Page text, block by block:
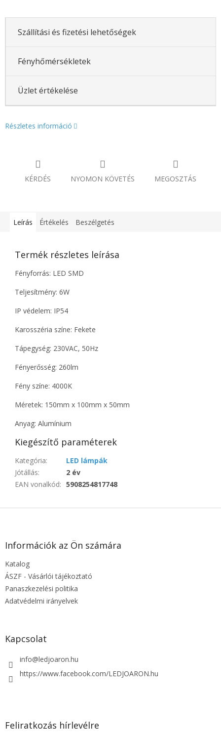
Szállítási és fizetési lehetőségek
Fényhőmérsékletek
Üzlet értékelése
Részletes információ
KÉRDÉS NYOMON KÖVETÉS MEGOSZTÁS
Leírás Értékelés Beszélgetés
Termék részletes leírása
Fényforrás: LED SMD
Teljesítmény: 6W
IP védelem: IP54
Karosszéria színe: Fekete
Tápegység: 230VAC, 50Hz
Fényerősség: 260lm
Fény színe: 4000K
Méretek: 150mm x 100mm x 50mm
Anyag: Alumínium
Kiegészítő paraméterek
Kategória:
LED lámpák
Jótállás:
2 év
EAN vonalkód: 5908254817748
L
Információk az Ön számára
Katalog
ÁSZF - Vásárlói tájékoztató
Panaszkezelési politika
Adatvédelmi irányelvek
Kapcsolat
info@ledjoaron.hu
https://www.facebook.com/LEDJOARON.hu
Feliratkozás hírlevélre